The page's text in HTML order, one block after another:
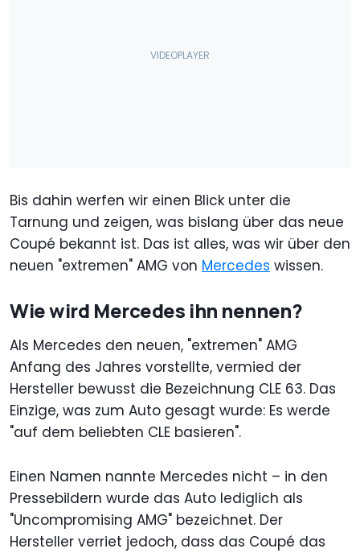
Bis dahin werfen wir einen Blick unter die
Tarnung und zeigen, was bislang über das neue
Coupé bekannt ist. Das ist alles, was wir über den
neuen "extremen" AMG von Mercedes wissen.
Wie wird Mercedes ihn nennen?
Als Mercedes den neuen, "extremen" AMG
Anfang des Jahres vorstellte, vermied der
Hersteller bewusst die Bezeichnung CLE 63. Das
Einzige, was zum Auto gesagt wurde: Es werde
"auf dem beliebten CLE basieren".
Einen Namen nannte Mercedes nicht – in den
Pressebildern wurde das Auto lediglich als
"Uncompromising AMG" bezeichnet. Der
Hersteller verriet jedoch, dass das Coupé das